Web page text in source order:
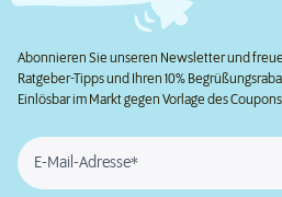
Abonnieren Sie unseren Newsletter und
Ratgeber-Tipps und Ihren 10%
Einlösbar im Markt gegen Vorlage des
E-Mail-Adresse*